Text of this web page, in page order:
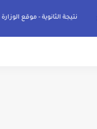
نتيجة الثانوية - موقع الوزارة